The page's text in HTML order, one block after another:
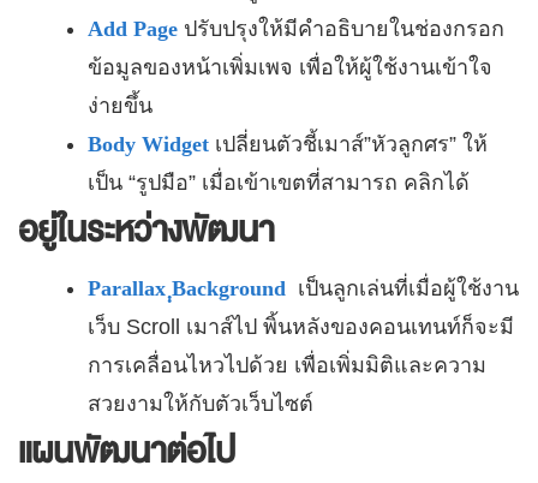
Add Page ปรับปรุงให้มีคำอธิบายในช่องกรอก
ข้อมูลของหน้าเพิ่มเพจ เพื่อให้ผู้ใช้งานเข้าใจ
ง่ายขึ้น
Body Widget เปลี่ยนตัวชี้เมาส์”หัวลูกศร” ให้
เป็น “รูปมือ” เมื่อเข้าเขตที่สามารถ คลิกได้
อยู่ในระหว่างพัฒนา
Parallax ฺฺBackground เป็นลูกเล่นที่เมื่อผู้ใช้งาน
เว็บ Scroll เมาส์ไป พิ้นหลังของคอนเทนท์ก็จะมี
การเคลื่อนไหวไปด้วย เพื่อเพิ่มมิติและความ
สวยงามให้กับตัวเว็บไซต์
แผนพัฒนาต่อไป